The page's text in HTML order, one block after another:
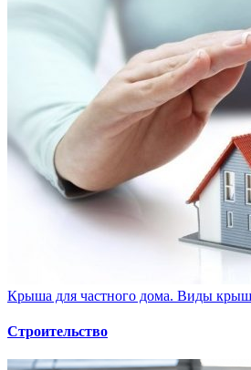
Крыша для частного дома. Виды
Строительство